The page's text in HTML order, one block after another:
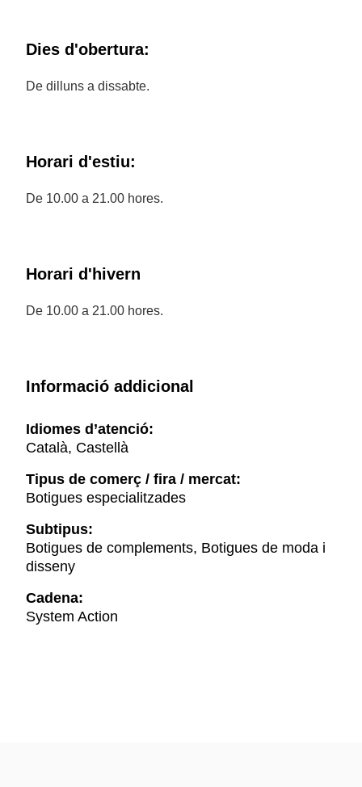
Dies d'obertura:
De dilluns a dissabte.
Horari d'estiu:
De 10.00 a 21.00 hores.
Horari d'hivern
De 10.00 a 21.00 hores.
Informació addicional
Idiomes d’atenció:
Català, Castellà
Tipus de comerç / fira / mercat:
Botigues especialitzades
Subtipus:
Botigues de complements, Botigues de moda i
disseny
Cadena:
System Action